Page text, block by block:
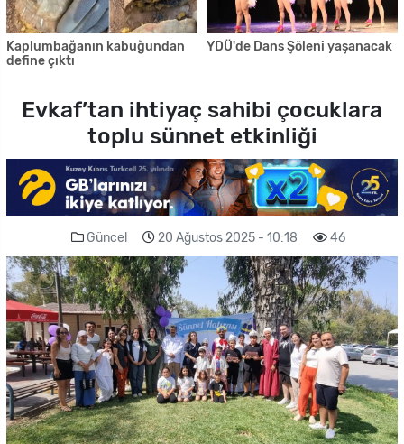
Kaplumbağanın kabuğundan
define çıktı
YDÜ'de Dans Şöleni yaşanacak
Evkaf’tan ihtiyaç sahibi çocuklara
toplu sünnet etkinliği
Güncel 20 Ağustos 2025 - 10:18 46